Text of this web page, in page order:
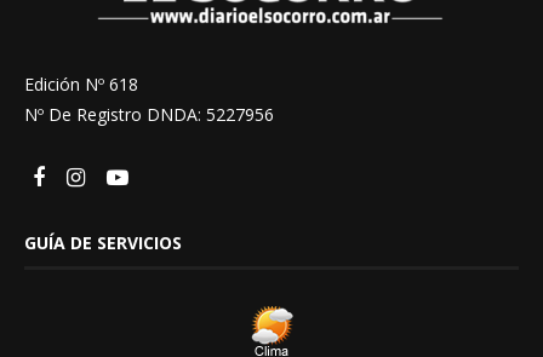
Edición Nº 618
Nº De Registro DNDA: 5227956
GUÍA DE SERVICIOS